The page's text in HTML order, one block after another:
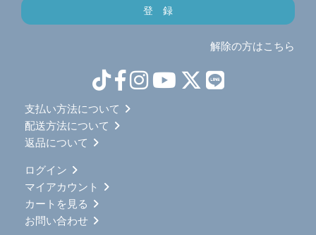
解除の方はこちら
支払い方法について
配送方法について
返品について
ログイン
マイアカウント
カートを見る
お問い合わせ